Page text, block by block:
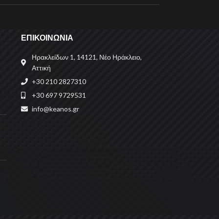
ΕΠΙΚΟΙΝΩΝΙΑ
Ηρακλείδων 1, 14121, Νέο Ηράκλειο,
Αττική
+30 210 2827310
+30 697 9729531
info@keanos.gr